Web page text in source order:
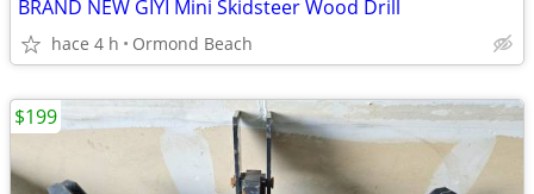
BRAND NEW GIYI Mini Skidsteer Wood Drill
hace 4 h Ormond Beach
$199